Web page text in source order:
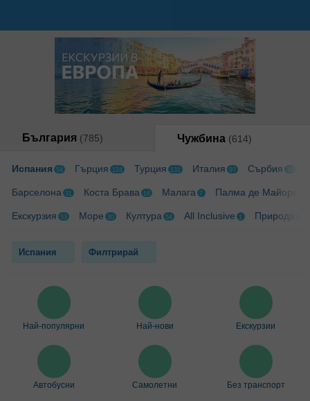
България (785) Чужбина (614)
Испания 54 Гърция 124 Турция 131 Италия 97 Сърбия
Барселона 31 Коста Брава 16 Малага 7 Палма де Майорка
Екскурзия 53 Море 30 Култура 54 All Inclusive 1 Природа
Испания Филтрирай
Най-популярни Най-нови Екскурзии
Автобусни Самолетни Без транспорт